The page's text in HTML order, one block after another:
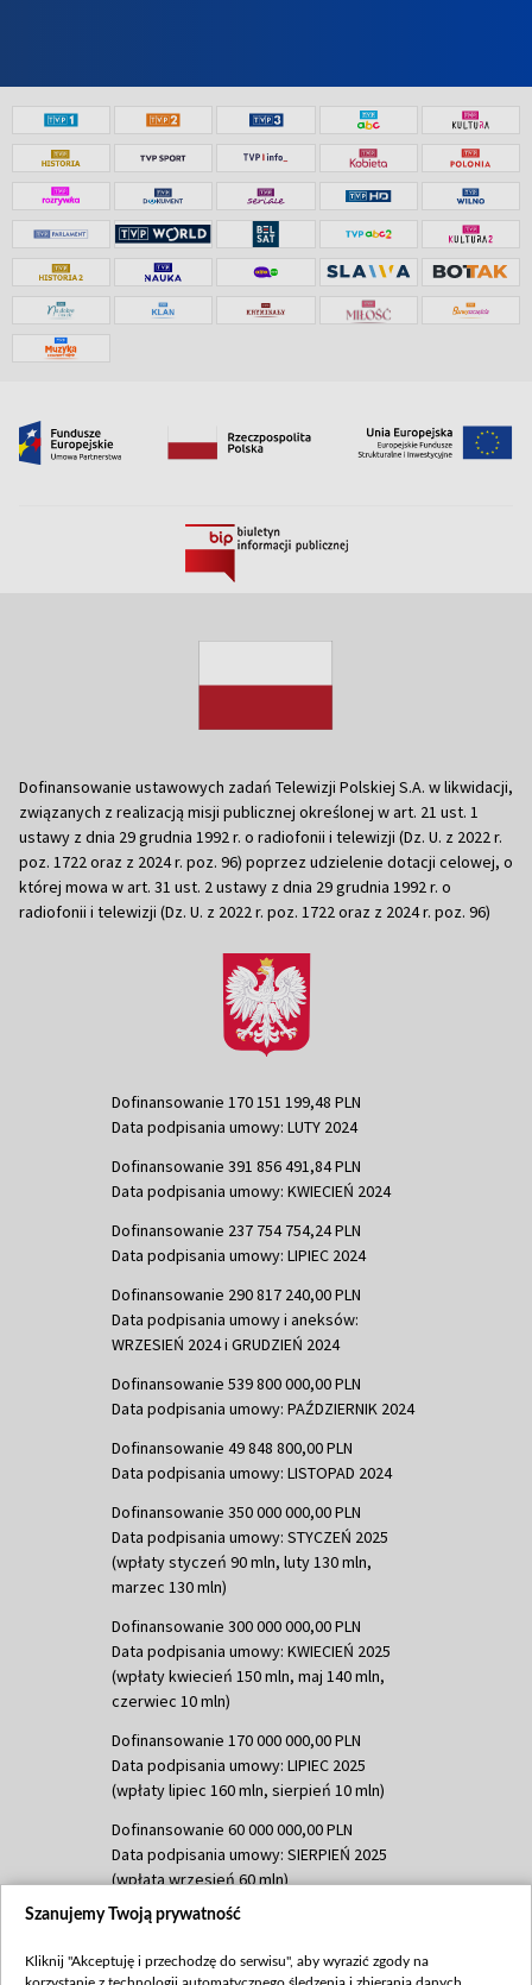
Dofinansowanie ustawowych zadań Telewizji Polskiej S.A. w likwidacji,
związanych z realizacją misji publicznej określonej w art. 21 ust. 1
ustawy z dnia 29 grudnia 1992 r. o radiofonii i telewizji (Dz. U. z 2022 r.
poz. 1722 oraz z 2024 r. poz. 96) poprzez udzielenie dotacji celowej, o
której mowa w art. 31 ust. 2 ustawy z dnia 29 grudnia 1992 r. o
radiofonii i telewizji (Dz. U. z 2022 r. poz. 1722 oraz z 2024 r. poz. 96)
Dofinansowanie 170 151 199,48 PLN
Data podpisania umowy: LUTY 2024
Dofinansowanie 391 856 491,84 PLN
Data podpisania umowy: KWIECIEŃ 2024
Dofinansowanie 237 754 754,24 PLN
Data podpisania umowy: LIPIEC 2024
Dofinansowanie 290 817 240,00 PLN
Data podpisania umowy i aneksów:
WRZESIEŃ 2024 i GRUDZIEŃ 2024
Dofinansowanie 539 800 000,00 PLN
Data podpisania umowy: PAŹDZIERNIK 2024
Dofinansowanie 49 848 800,00 PLN
Data podpisania umowy: LISTOPAD 2024
Dofinansowanie 350 000 000,00 PLN
Data podpisania umowy: STYCZEŃ 2025
(wpłaty styczeń 90 mln, luty 130 mln,
marzec 130 mln)
Dofinansowanie 300 000 000,00 PLN
Data podpisania umowy: KWIECIEŃ 2025
(wpłaty kwiecień 150 mln, maj 140 mln,
czerwiec 10 mln)
Dofinansowanie 170 000 000,00 PLN
Data podpisania umowy: LIPIEC 2025
(wpłaty lipiec 160 mln, sierpień 10 mln)
Dofinansowanie 60 000 000,00 PLN
Data podpisania umowy: SIERPIEŃ 2025
(wpłata wrzesień 60 mln)
Dofinansowanie 635 783 051,21 PLN
(wpłata wrzesień 100 mln, październik 350
Szanujemy Twoją prywatność
Kliknij "Akceptuję i przechodzę do serwisu", aby wyrazić zgody na